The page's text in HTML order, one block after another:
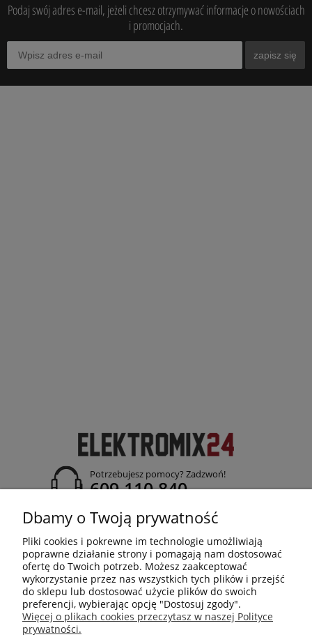
Podaj swój adres e-mail, jeżeli chcesz otrzymywać informacje o nowościach
i promocjach.
zapisz się
Potrzebujesz pomocy? Zadzwoń!
609 110 840
adres:
ul. Jasielska 26; 38-120 Czudec
ELEKTROMIX24
Dbamy o Twoją prywatność
Pliki cookies i pokrewne im technologie umożliwiają
poprawne działanie strony i pomagają nam dostosować
ofertę do Twoich potrzeb. Możesz zaakceptować
wykorzystanie przez nas wszystkich tych plików i przejść
do sklepu lub dostosować użycie plików do swoich
preferencji, wybierając opcję "Dostosuj zgody".
Więcej o plikach cookies przeczytasz w naszej Polityce
prywatności.